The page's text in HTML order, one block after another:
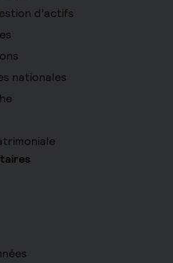
d’actifs
nationales